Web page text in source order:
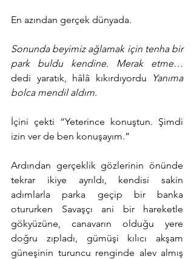
En azından gerçek dünyada.
Sonunda beyimiz ağlamak için tenha bir
dedi yaratık, hâlâ kıkırdıyordu
Yanıma
bolca mendil aldım.
İçini çekti “Yeterince konuştun. Şimdi
izin ver de ben konuşayım.”
Ardından gerçeklik gözlerinin önünde
tekrar ikiye ayrıldı, kendisi sakin
adımlarla parka geçip bir banka
otururken Savaşçı ani bir hareketle
gökyüzüne, canavarın olduğu yere
doğru zıpladı, gümüşi kılıcı akşam
güneşinin turuncu renginde alev almış